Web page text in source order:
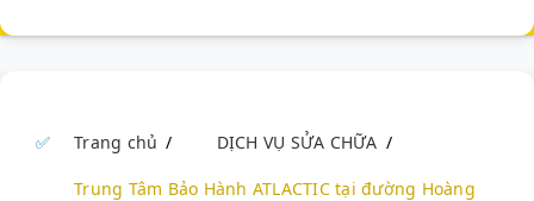
Trang chủ DỊCH VỤ SỬA CHỮA
Trung Tâm Bảo Hành ATLACTIC tại đường Hoàng